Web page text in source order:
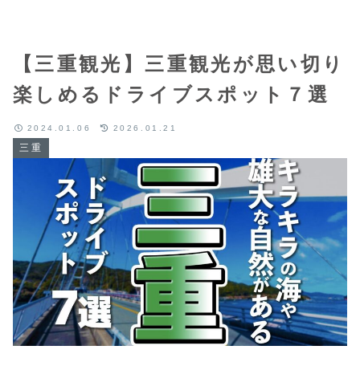
【三重観光】三重観光が思い切り
楽しめるドライブスポット７選
三重
2024.01.06 2026.01.21